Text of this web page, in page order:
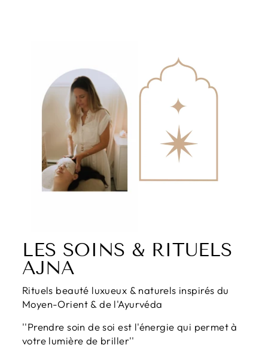
LES SOINS & RITUELS
AJNA
Rituels beauté luxueux & naturels inspirés du
Moyen-Orient & de l'Ayurvéda
''Prendre soin de soi est l'énergie qui permet à
votre lumière de briller''